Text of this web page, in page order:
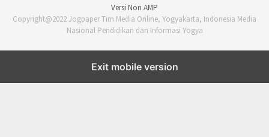
Versi Non AMP
Copyright@2022 Jogpaper Tim Media Online, Yogyakarta, Indonesia Media
Nasional Pendidikan dan Informasi Yogya
Exit mobile version